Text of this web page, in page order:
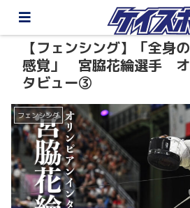
【フェンシング】「全身
感覚」 宮脇花綸選手 オ
タビュー③
フェンシング